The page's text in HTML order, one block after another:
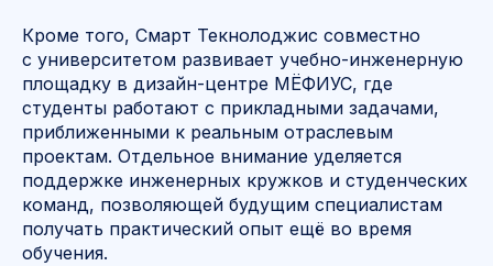
Кроме того, Смарт Текнолоджис совместно
с университетом развивает учебно-инженерную
площадку в дизайн-центре МЁФИУС, где
студенты работают с прикладными задачами,
приближенными к реальным отраслевым
проектам. Отдельное внимание уделяется
поддержке инженерных кружков и студенческих
команд, позволяющей будущим специалистам
получать практический опыт ещё во время
обучения.